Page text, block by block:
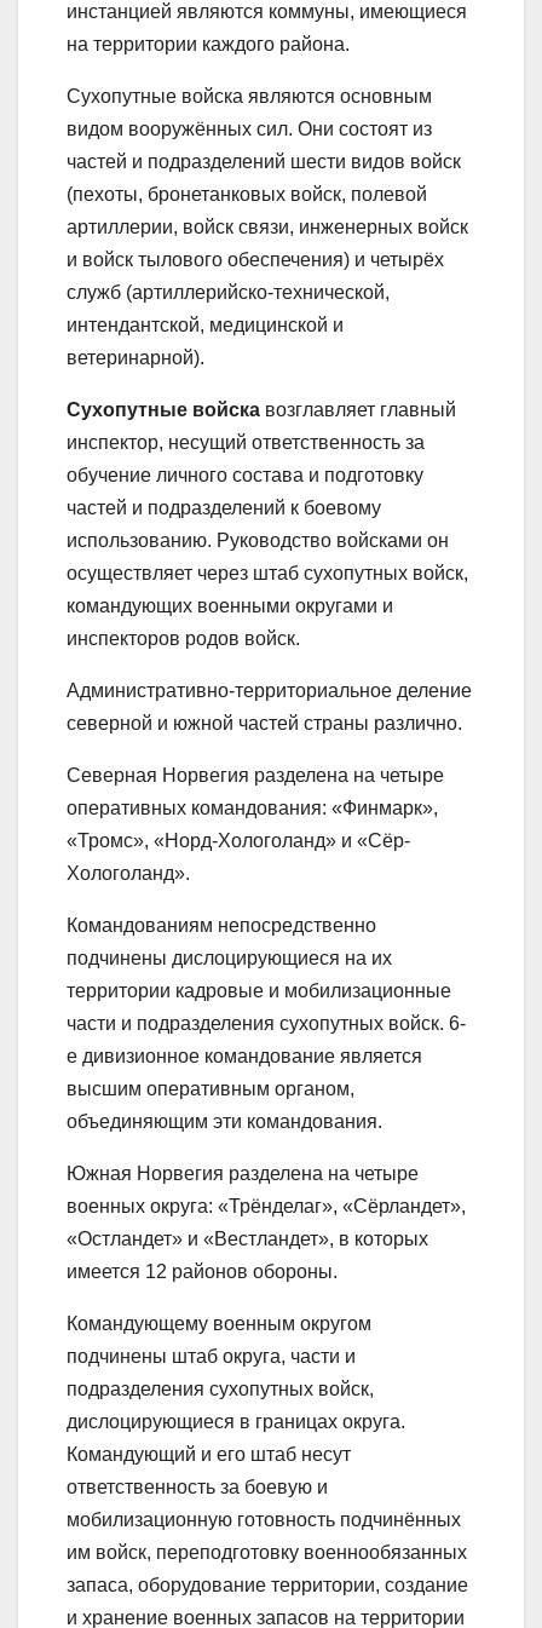
инстанцией являются коммуны, имеющиеся
на территории каждого района.
Сухопутные войска являются основным
видом вооружённых сил. Они состоят из
частей и подразделений шести видов войск
(пехоты, бронетанковых войск, полевой
артиллерии, войск связи, инженерных войск
и войск тылового обеспечения) и четырёх
служб (артиллерийско-технической,
интендантской, медицинской и
ветеринарной).
Сухопутные войска возглавляет главный
инспектор, несущий ответственность за
обучение личного состава и подготовку
частей и подразделений к боевому
использованию. Руководство войсками он
осуществляет через штаб сухопутных войск,
командующих военными округами и
инспекторов родов войск.
Административно-территориальное деление
северной и южной частей страны различно.
Северная Норвегия разделена на четыре
оперативных командования: «Финмарк»,
«Тромс», «Норд-Хологоланд» и «Сёр-
Хологоланд».
Командованиям непосредственно
подчинены дислоцирующиеся на их
территории кадровые и мобилизационные
части и подразделения сухопутных войск. 6-
е дивизионное командование является
высшим оперативным органом,
объединяющим эти командования.
Южная Норвегия разделена на четыре
военных округа: «Трёнделаг», «Сёрландет»,
«Остландет» и «Вестландет», в которых
имеется 12 районов обороны.
Командующему военным округом
подчинены штаб округа, части и
подразделения сухопутных войск,
дислоцирующиеся в границах округа.
Командующий и его штаб несут
ответственность за боевую и
мобилизационную готовность подчинённых
им войск, переподготовку военнообязанных
запаса, оборудование территории, создание
и хранение военных запасов на территории